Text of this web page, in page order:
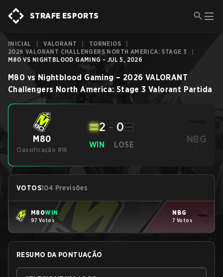
STRAFE ESPORTS
INICIAL VALORANT TORNEIOS
2026 VALORANT CHALLENGERS NORTH AMERICA: STAGE 3
M80 VS NIGHTBLOOD GAMING - JUL 5, 2026
M80 vs Nightblood Gaming – 2026 VALORANT
Challengers North America: Stage 3 Valorant Partida
M80
Classificação #16
WIN
2 - 0
LOSE NBG
-
VOTOS104 Previsões
M80WIN
97 Votos
NBG
7 Votos
RESUMO DA PONTUAÇÃO